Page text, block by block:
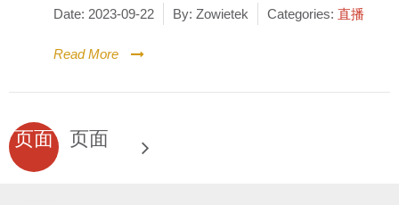
Date: 2023-09-22 By: Zowietek Categories: 直播
Read More
文
章
页面 页面